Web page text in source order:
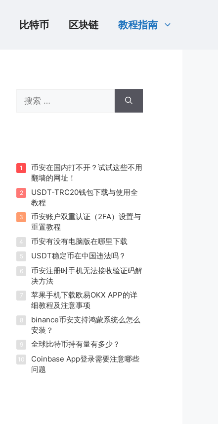
比特币 区块链 教程指南
索：
1
币安在国内打不开？试试这些不用
翻墙的网址！
2
USDT-TRC20钱包下载与使用全
教程
3
币安账户双重认证（2FA）设置与
重置教程
4 币安有没有电脑版在哪里下载
5 USDT稳定币在中国违法吗？
6
币安注册时手机无法接收验证码解
决方法
7
苹果手机下载欧易OKX APP的详
细教程及注意事项
8
binance币安支持鸿蒙系统么怎么
安装？
9 全球比特币持有量有多少？
10
Coinbase App登录需要注意哪些
问题